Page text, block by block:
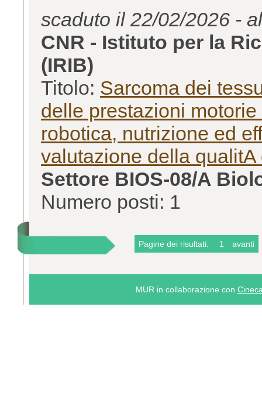
scaduto il 22/02/2026 -
CNR - Istituto per la
(IRIB)
Titolo: Sarcoma dei
delle prestazioni
robotica, nutrizione ed
valutazione della qualitA
Settore BIOS-08/A
Numero posti: 1
Pagine dei risultati: 1 avanti
MUR in collaborazione con